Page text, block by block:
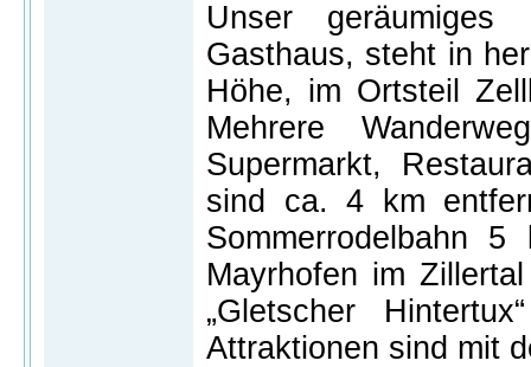
Unser geräumiges
Gasthaus, steht in
Höhe, im Ortsteil
Mehrere
Supermarkt,
sind ca. 4 km
Sommerrodelbahn
Mayrhofen im
„Gletscher
Attraktionen sind mit